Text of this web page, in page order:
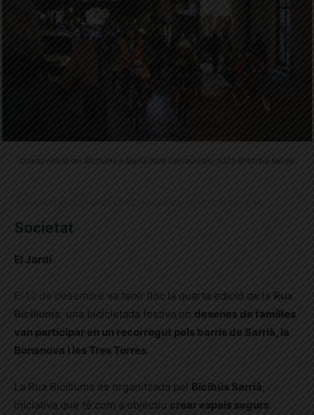
Quarta edició del Bicillums a Sarrià-Sant Gervasi l'any 2023 @ Mireia Monjo
Societat
El Jardí
El 12 de desembre va tenir lloc la quarta edició de la Rua
Bicillums , una bicicletada festiva on desenes de famílies
van participar en un recorregut pels barris de Sarrià, la
Bonanova i les Tres Torres.
La Rua Bicillums és organitzada pel Bicibús Sarrià
iniciativa que té com a objectiu crear espais segurs